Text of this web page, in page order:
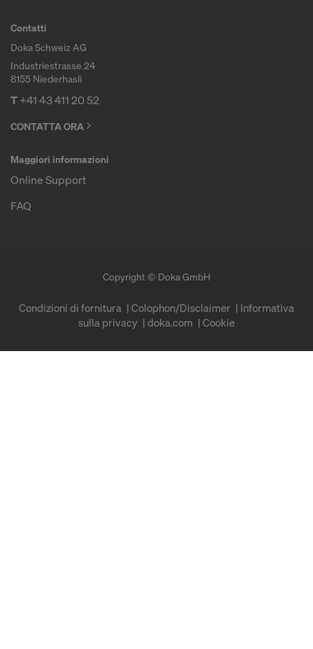
Contatti
Doka Schweiz AG
Industriestrasse 24
8155 Niederhasli
T+41 43 411 20 52
CONTATTA ORA
Maggiori informazioni
Online Support
FAQ
Copyright © Doka GmbH
Condizioni di fornitura Colophon/Disclaimer
Informativa
sulla privacy
doka.com Cookie